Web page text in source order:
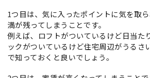
1つ目は、気に入ったポイントに気を取
満が残ってしまうことです。
例えば、ロフトがついているけど日当た
ックがついているけど住宅周辺がうるさ
で知っておくと良いでしょう。